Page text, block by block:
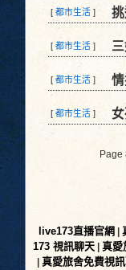
[ 都市生活 ]
[ 都市生活 ]
[ 都市生活 ]
[ 都市生活 ]
Page
live173直播官網
173 視訊聊天 真愛
真愛旅舍免費視